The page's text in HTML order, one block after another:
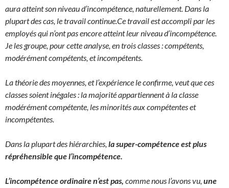
aura atteint son niveau d’incompétence, naturellement. Dans la
plupart des cas, le travail continue.Ce travail est accompli par les
employés qui n’ont pas encore atteint leur niveau d’incompétence.
Je les groupe, pour cette analyse, en trois classes : compétents,
modérément compétents, et incompétents.
La théorie des moyennes, et l’expérience le confirme, veut que ces
classes soient inégales : la majorité appartiennent à la classe
modérément compétente, les minorités aux compétentes et
incompétentes.
Dans la plupart des hiérarchies, la super-compétence est plus
répréhensible que l’incompétence.
L’incompétence ordinaire n’est pas, comme nous l’avons vu, une